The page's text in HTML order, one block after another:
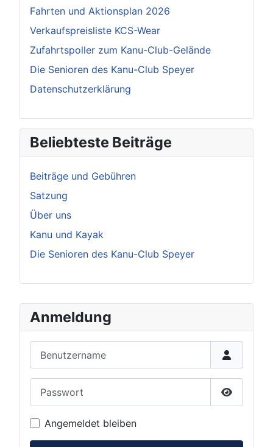
Anmeldung
Passwort
Angemeldet bleiben
Fahrten und Aktionsplan 2026
Verkaufspreisliste KCS-Wear
Zufahrtspoller zum Kanu-Club-Gelände
Die Senioren des Kanu-Club Speyer
Datenschutzerklärung
Beliebteste Beiträge
Beiträge und Gebühren
Satzung
Über uns
Kanu und Kayak
Die Senioren des Kanu-Club Speyer